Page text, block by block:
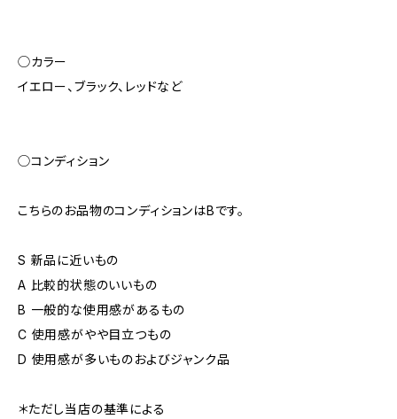
◯カラー
イエロー、ブラック、レッドなど
◯コンディション
こちらのお品物のコンディションはBです。
S 新品に近いもの
A 比較的状態のいいもの
B 一般的な使用感があるもの
C 使用感がやや目立つもの
D 使用感が多いものおよびジャンク品
＊ただし当店の基準による